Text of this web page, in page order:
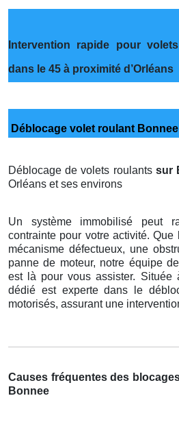
Intervention rapide pour
dans le 45 à proximité d’Orléans
Déblocage volet roulant Bonnee
Déblocage de volets roulants sur
Orléans et ses environs
Un système immobilisé peut
contrainte pour votre activité.
mécanisme défectueux, une
panne de moteur, notre équipe
est là pour vous assister. Située
dédié est experte dans le
motorisés, assurant une
Causes fréquentes des
Bonnee